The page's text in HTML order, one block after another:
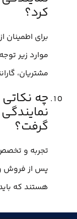
کرد؟
برای
موارد زیر
مشتریان،
چه
گرفت؟
تجربه و
پس از فروش و
هستند که